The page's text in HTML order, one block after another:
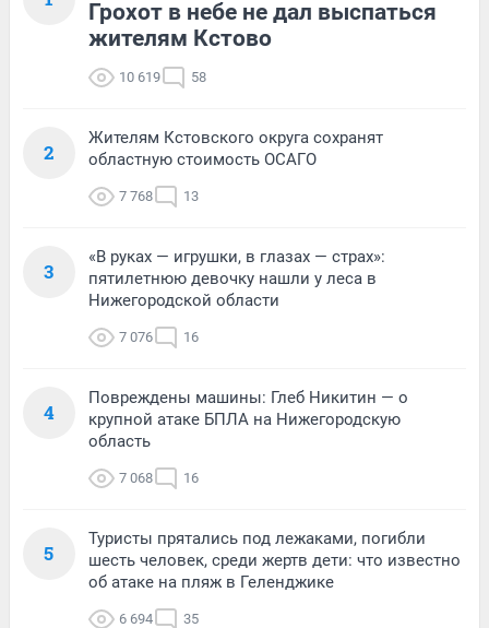
Грохот в небе не дал выспаться
жителям Кстово
10 619 58
2
Жителям Кстовского округа сохранят
областную стоимость ОСАГО
7 768 13
3
«В руках — игрушки, в глазах — страх»:
пятилетнюю девочку нашли у леса в
Нижегородской области
7 076 16
4
Повреждены машины: Глеб Никитин — о
крупной атаке БПЛА на Нижегородскую
область
7 068 16
5
Туристы прятались под лежаками, погибли
шесть человек, среди жертв дети: что известно
об атаке на пляж в Геленджике
6 694 35